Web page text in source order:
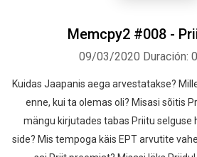
Memcpy2 #008 -
09/03/2020 Duración:
Kuidas Jaapanis aega arvestatakse?
enne, kui ta olemas oli? Misasi sõitis
mängu kirjutades tabas Priitu selguse
side? Mis tempoga käis EPT arvutite